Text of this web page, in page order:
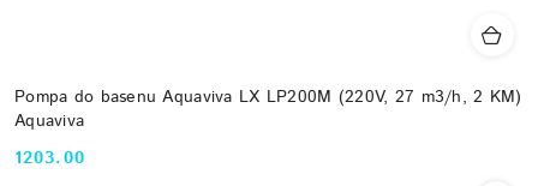
Pompa do basenu Aquaviva LX LP200M (220V, 27 m3/h, 2 KM)
Aquaviva
Cena:
1203.00